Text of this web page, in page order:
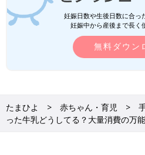
妊娠日数や生後日数に合っ
妊娠中から産後まで長く
無料ダウン
たまひよ 赤ちゃん・育児
った牛乳どうしてる？大量消費の万